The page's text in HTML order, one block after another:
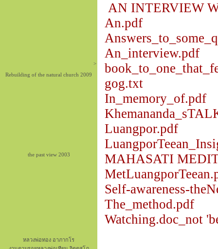
>
Rebuilding of the natural church 2009
the past view 2003
หลวงพ่อทอง อาภากโร
AN INTERVIEW
An.pdf
An_interview.pdf
gog.txt
In_memory_of.pdf
Luangpor.pdf
MAHASATI
Self-awareness-
The_method.pdf
Watching.doc_not